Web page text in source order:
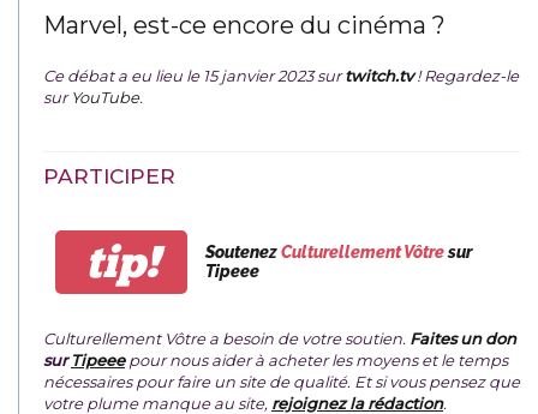
Marvel, est-ce encore du cinéma ?
Ce débat a eu lieu le 15 janvier 2023 surtwitch.tv ! Regardez-le
surYouTube.
PARTICIPER
tip! SoutenezCulturellement Vôtresur
Tipeee
Culturellement Vôtre a besoin de votre soutien. Faites un don
surTipeeepour nous aider à acheter les moyens et le temps
nécessaires pour faire un site de qualité. Et si vous pensez que
votre plume manque au site, rejoignez la rédaction.